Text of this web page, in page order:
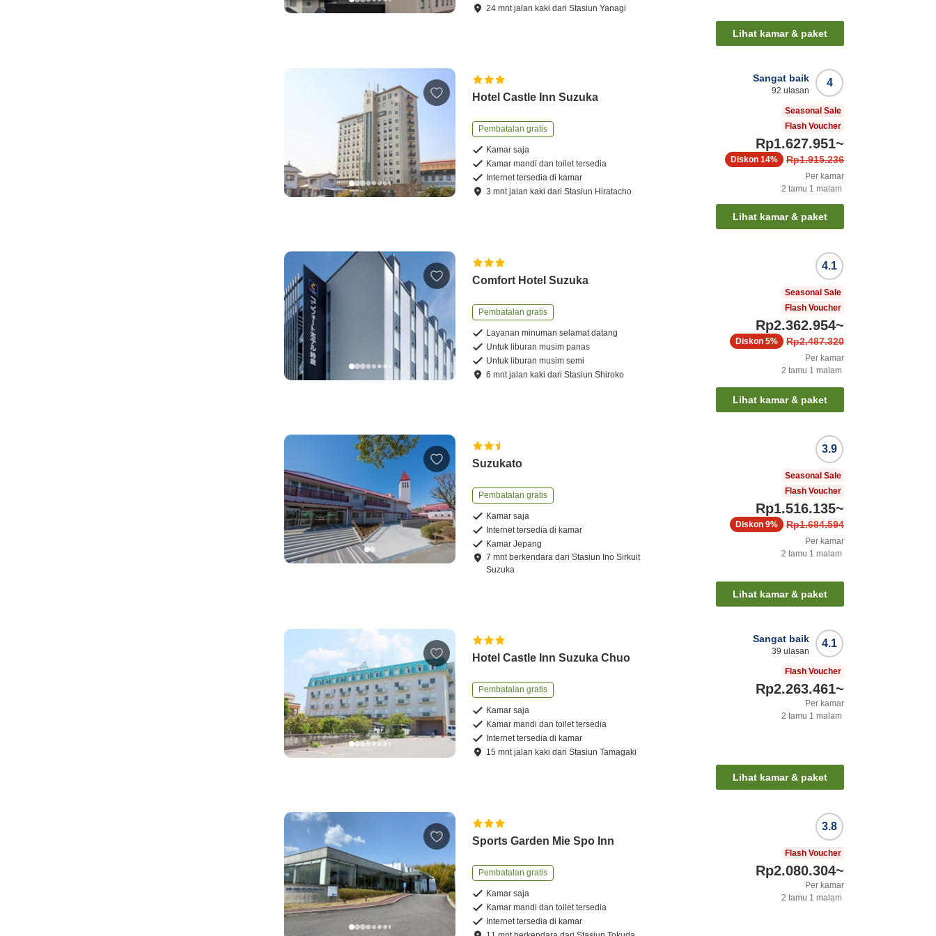
24 mntjalan kaki dariStasiun Yanagi
Lihat kamar & paket
Hotel Castle Inn Suzuka
Pembatalan gratis
Kamar saja
Kamar mandi dan toilet tersedia
Internet tersedia di kamar
3 mntjalan kaki dariStasiun Hiratacho
4
Sangat baik
92 ulasan
Seasonal Sale
Flash Voucher
Rp1.627.951~
Rp1.915.236
Diskon 14%
Per kamar
2 tamu 1 malam
Lihat kamar & paket
Comfort Hotel Suzuka
Pembatalan gratis
Layanan minuman selamat datang
Untuk liburan musim panas
Untuk liburan musim semi
6 mntjalan kaki dariStasiun Shiroko
4.1
Seasonal Sale
Flash Voucher
Rp2.362.954~
Rp2.487.320
Diskon 5%
Per kamar
2 tamu 1 malam
Lihat kamar & paket
Suzukato
Pembatalan gratis
Kamar saja
Internet tersedia di kamar
Kamar Jepang
7 mnt berkendara dariStasiun Ino Sirkuit
Suzuka
3.9
Seasonal Sale
Flash Voucher
Rp1.516.135~
Rp1.684.594
Diskon 9%
Per kamar
2 tamu 1 malam
Lihat kamar & paket
Hotel Castle Inn Suzuka Chuo
Pembatalan gratis
Kamar saja
Kamar mandi dan toilet tersedia
Internet tersedia di kamar
15 mntjalan kaki dariStasiun Tamagaki
4.1
Sangat baik
39 ulasan
Flash Voucher
Rp2.263.461~
Per kamar
2 tamu 1 malam
Lihat kamar & paket
Sports Garden Mie Spo Inn
Pembatalan gratis
Kamar saja
Kamar mandi dan toilet tersedia
Internet tersedia di kamar
3.8
Flash Voucher
Rp2.080.304~
Per kamar
2 tamu 1 malam